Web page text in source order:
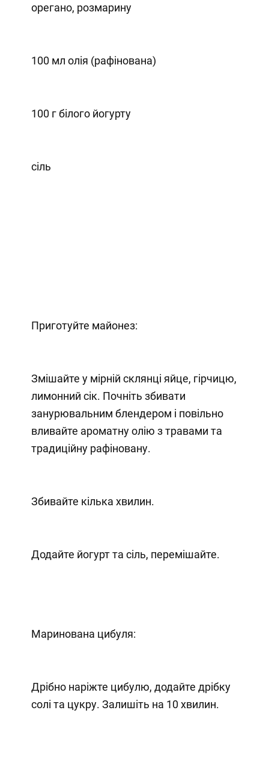
орегано, розмарину
100 мл олія (рафінована)
100 г білого йогурту
сіль
Приготуйте майонез:
Змішайте у мірній склянці яйце, гірчицю,
лимонний сік. Почніть збивати
занурювальним блендером і повільно
вливайте ароматну олію з травами та
традиційну рафіновану.
Збивайте кілька хвилин.
Додайте йогурт та сіль, перемішайте.
Маринована цибуля:
Дрібно наріжте цибулю, додайте дрібку
солі та цукру. Залишіть на 10 хвилин.